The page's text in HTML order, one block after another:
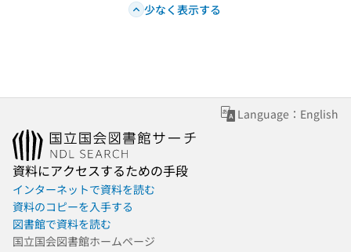
少なく表示する
Language：English
資料にアクセスするための手段
インターネットで資料を読む
資料のコピーを入手する
図書館で資料を読む
国立国会図書館ホームページ